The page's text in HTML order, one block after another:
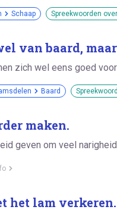
Schaap Spreekwoorden
van baard,
zich wel eens goed
Baard
maken.
geven om veel
het lam verkeren.